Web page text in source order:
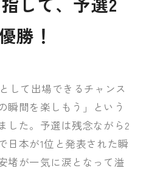
勝！
して出場できるチャンス
瞬間を楽しもう」という
した。予選は残念ながら2
日本が1位と発表された瞬
堵が一気に涙となって溢